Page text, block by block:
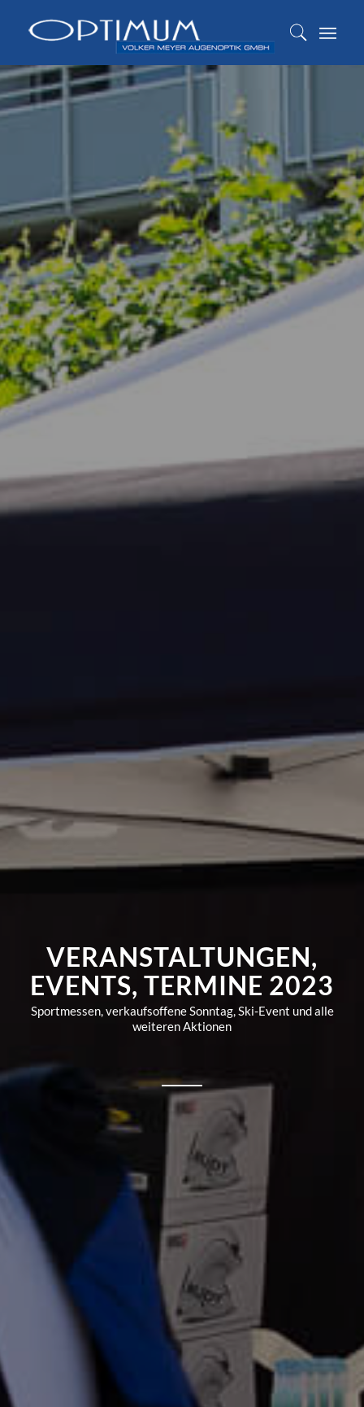
VERANSTALTUNGEN,
EVENTS, TERMINE 2023
Sportmessen, verkaufsoffene Sonntag, Ski-Event und alle
weiteren Aktionen